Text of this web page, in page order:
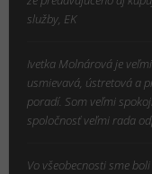
služby, EK
Ivetka Molnárová je
usmievavá, ústretová a
poradí. Som veľmi
spoločnosť veľmi rada
Vo všeobecnosti sme